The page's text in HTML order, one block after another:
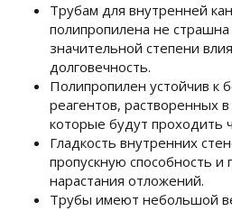
Трубам для внутренней
полипропилена не страшна
значительной степени
долговечность.
Полипропилен устойчив к
реагентов, растворенных
которые будут проходить
Гладкость внутренних
пропускную способность и
нарастания отложений.
Трубы имеют небольшой